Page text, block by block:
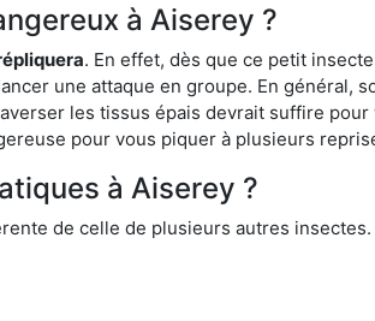
à Aiserey ?
. En effet, dès que ce petit
une attaque en groupe. En général,
les tissus épais devrait suffire
pour vous piquer à plusieurs
à Aiserey ?
de celle de plusieurs autres